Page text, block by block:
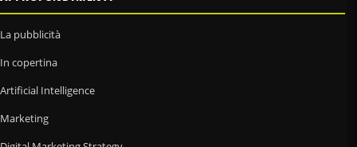
La pubblicità
In copertina
Artificial Intelligence
Marketing